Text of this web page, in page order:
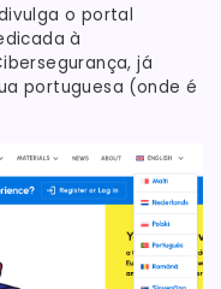
o portal
à
já
portuguesa (onde é